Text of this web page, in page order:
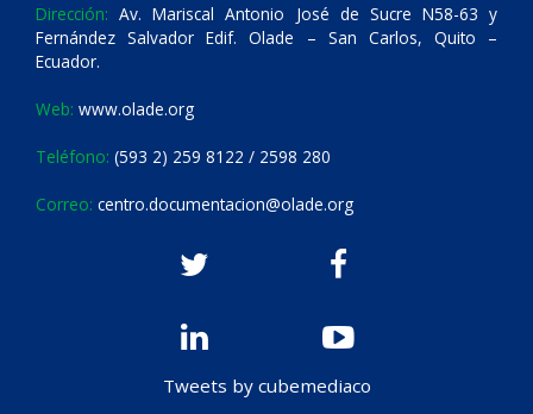
Dirección: Av. Mariscal Antonio José de Sucre N58-63 y
Fernández Salvador Edif. Olade – San Carlos, Quito –
Ecuador.
Web: www.olade.org
Teléfono: (593 2) 259 8122 / 2598 280
Correo: centro.documentacion@olade.org
Tweets by cubemediaco